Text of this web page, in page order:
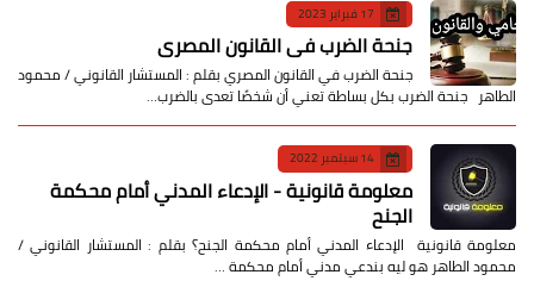
17 فبراير 2023
جنحة الضرب في القانون المصري
جنحة الضرب في القانون المصري بقلم : المستشار القانوني / محمود
الطاهر جنحة الضرب بكل بساطة تعني أن شخصًا تعدى بالضرب…
14 سبتمبر 2022
معلومة قانونية - الإدعاء المدني أمام محكمة
الجنح
معلومة قانونية الإدعاء المدني أمام محكمة الجنح؟ بقلم : المستشار القانوني /
محمود الطاهر هو ليه بندعي مدني أمام محكمة …